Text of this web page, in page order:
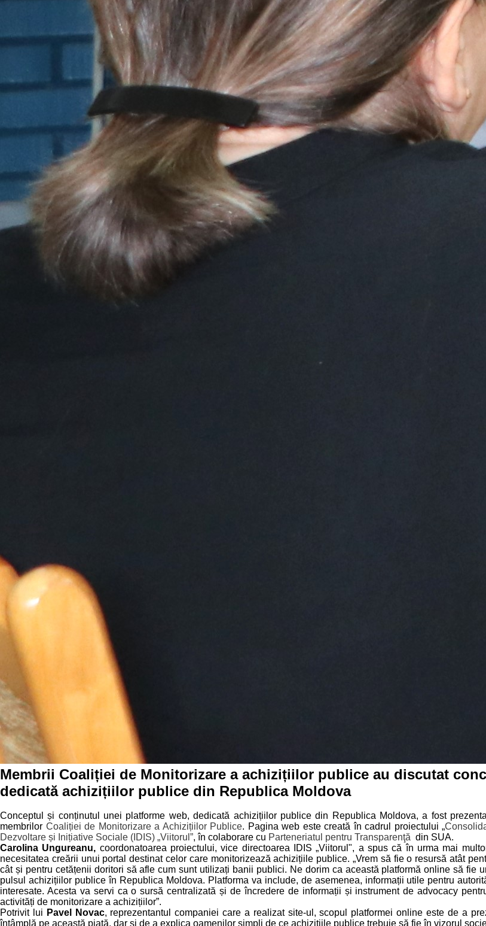
Membrii Coaliției de Monitorizare a achizițiilor publice au discutat
dedicată achizițiilor publice din Republica Moldova
Conceptul și conținutul unei platforme web, dedicată achizițiilor publice din Republica Moldova, a fost
membrilor Coaliției de Monitorizare a Achizițiilor Publice. Pagina web este creată în cadrul proiectului „
Dezvoltare și Inițiative Sociale (IDIS) „Viitorul”, în colaborare cu Parteneriatul pentru Transparenţă din SUA.
Carolina Ungureanu, coordonatoarea proiectului, vice directoarea IDIS „Viitorul", a spus că în urma mai
necesitatea creării unui portal destinat celor care monitorizează achizițiile publice. „Vrem să fie o resursă atât
cât și pentru cetățenii doritori să afle cum sunt utilizați banii publici. Ne dorim ca această platformă online să fie
pulsul achizițiilor publice în Republica Moldova. Platforma va include, de asemenea, informații utile pentru
interesate. Acesta va servi ca o sursă centralizată și de încredere de informații și instrument de advocacy
activități de monitorizare a achizițiilor”.
Potrivit lui Pavel Novac, reprezentantul companiei care a realizat site-ul, scopul platformei online este de a
întâmplă pe această piață, dar și de a explica oamenilor simpli de ce achizițiile publice trebuie să fie în vizorul